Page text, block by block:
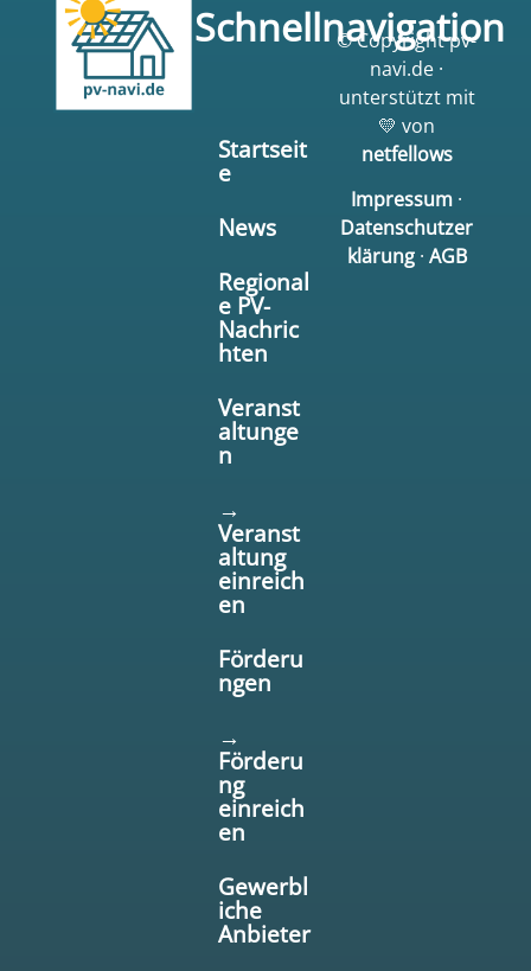
Schnellnavigation
Startseit
e
News
Regional
e PV-
Nachric
hten
Veranst
altunge
n
→
Veranst
altung
einreich
en
Förderu
ngen
→
Förderu
ng
einreich
en
Gewerbl
iche
Anbieter
© Copyright pv-
navi.de ·
unterstützt mit
💛 von
netfellows
Impressum ·
Datenschutzer
klärung· AGB